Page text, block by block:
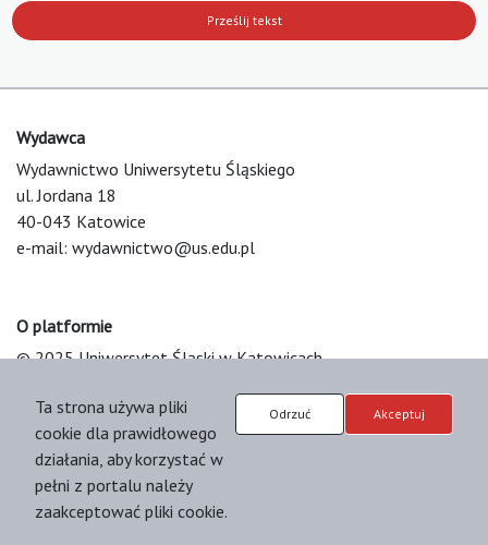
Prześlij tekst
Wydawca
Wydawnictwo Uniwersytetu Śląskiego
ul. Jordana 18
40-043 Katowice
e-mail: wydawnictwo@us.edu.pl
O platformie
© 2025 Uniwersytet Śląski w Katowicach
Platform & Workflow by OJS/PKP
Ta strona używa pliki
cookie dla prawidłowego
działania, aby korzystać w
pełni z portalu należy
zaakceptować pliki cookie.
Odrzuć Akceptuj